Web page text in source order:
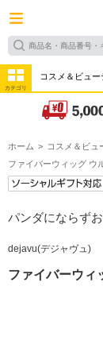
カテゴリ
コスメ＆ビュー
ホーム コスメ＆ビュ
ファイバーウィッグ ウ
パンダにならず
dejavu(デジャヴュ)
ファイバーウィ